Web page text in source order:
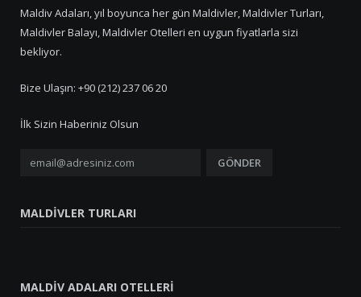
Maldiv Adaları, yıl boyunca her gün Maldivler, Maldivler Turları,
Maldivler Balayı, Maldivler Otelleri en uygun fiyatlarla sizi
bekliyor.
Bize Ulaşın: +90 (212) 237 06 20
İlk Sizin Haberiniz Olsun
MALDIVLER TURLARI
MALDIV ADALARI OTELLERI